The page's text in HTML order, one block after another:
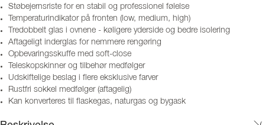
Støbejernsriste for en stabil og professionel følelse
Temperaturindikator på fronten (low, medium, high)
Tredobbelt glas i ovnene - køligere yderside og bedre isolering
Aftageligt inderglas for nemmere rengøring
Opbevaringsskuffe med soft-close
Teleskopskinner og tilbehør medfølger
Udskiftelige beslag i flere eksklusive farver
Rustfri sokkel medfølger (aftagelig)
Kan konverteres til flaskegas, naturgas og bygask